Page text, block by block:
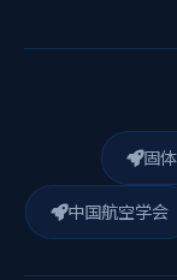
固
中国航空学会